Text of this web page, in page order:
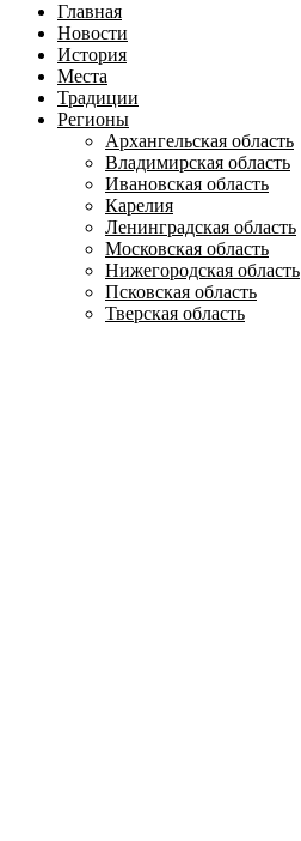
Главная
Новости
История
Места
Традиции
Регионы
Архангельская область
Владимирская область
Ивановская область
Карелия
Ленинградская область
Московская область
Нижегородская область
Псковская область
Тверская область